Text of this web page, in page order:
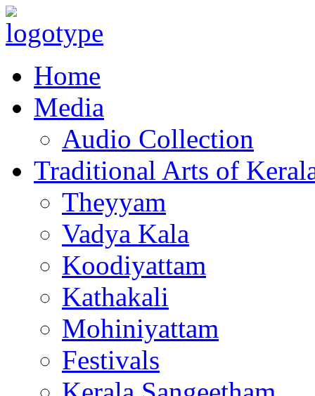
Home
Media
Audio Collection
Traditional Arts of
Theyyam
Vadya Kala
Koodiyattam
Kathakali
Mohiniyattam
Festivals